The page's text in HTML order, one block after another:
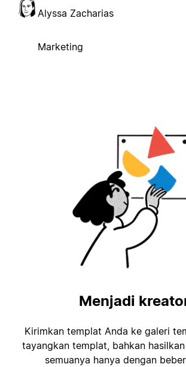
Alyssa Zacharias
Marketing
Menjadi
Kirimkan templat Anda ke galeri
tayangkan templat, bahkan
semuanya hanya dengan